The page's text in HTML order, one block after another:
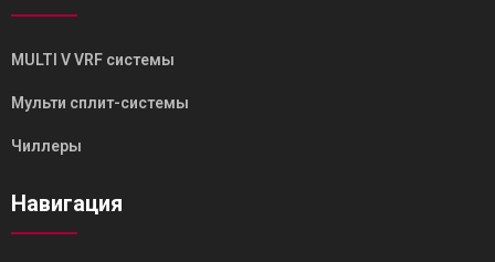
MULTI V VRF системы
Мульти сплит-системы
Чиллеры
Навигация